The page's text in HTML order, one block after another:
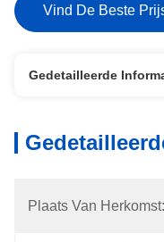
Vind De Beste
Gedetailleerde
Plaats Van Herkomst: